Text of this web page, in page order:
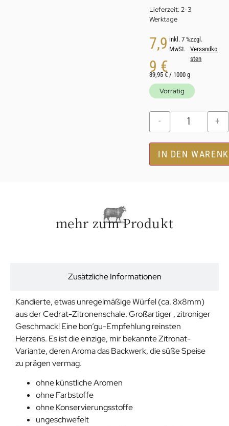
Lieferzeit:2-3
Werktage
7,9
9 €
inkl. 7 %
MwSt.
zzgl.
Versandko
sten
39,95€ / 1000 g
Vorrätig
- +
IN DEN
mehr zum Produkt
Zusätzliche Informationen
Kandierte, etwas unregelmäßige Würfel (ca. 8x8mm)
aus der Cedrat-Zitronenschale. Großartiger , zitroniger
Geschmack! Eine bon’gu-Empfehlung reinsten
Herzens. Es ist die einzige, mir bekannte Zitronat-
Variante, deren Aroma das Backwerk, die süße Speise
zu prägen vermag.
ohne künstliche Aromen
ohne Farbstoffe
ohne Konservierungsstoffe
ungeschwefelt